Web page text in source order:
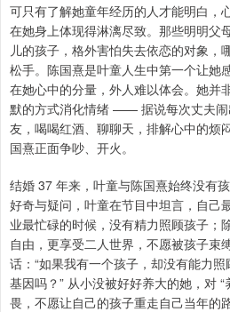
可只有了解她童年经历的人才能明白，
在她身上体现得淋漓尽致。那些明明父
儿的孩子，格外害怕失去依恋的对象，
松手。陈国熹是叶童人生中第一个让她
在她心中的分量，外人难以体会。她并
默的方式消化情绪 —— 据说每次丈夫闹
友，喝喝红酒、聊聊天，排解心中的烦
国熹正面争吵、开火。
结婚 37 年来，叶童与陈国熹始终没有
好奇与疑问，叶童在节目中坦言，自己
业最忙碌的时候，没有精力照顾孩子；
自由，更享受二人世界，不愿被孩子束
话：“如果我有一个孩子，却没有能力
基因吗？” 从小没被好好养大的她，对
畏，不愿让自己的孩子重走自己当年的路